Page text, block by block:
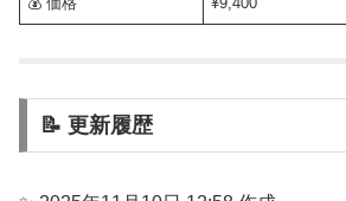
📝 更新履歴